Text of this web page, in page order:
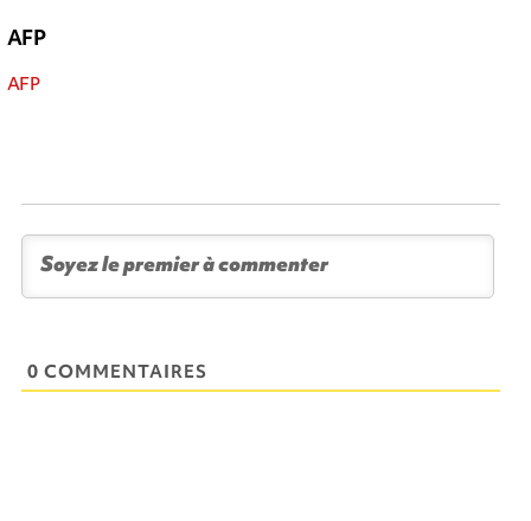
AFP
AFP
0 COMMENTAIRES